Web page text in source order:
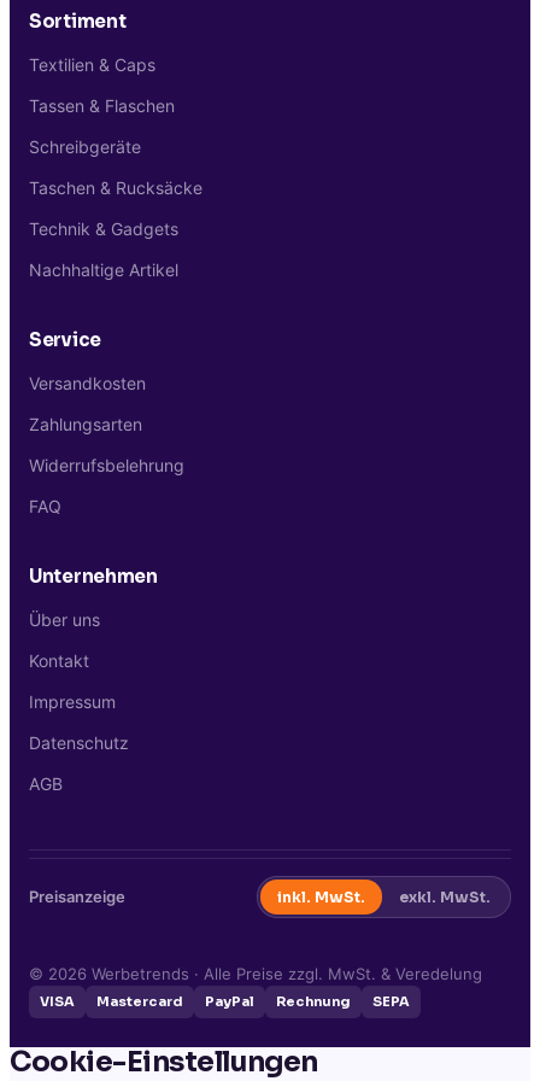
Sortiment
Textilien & Caps
Tassen & Flaschen
Schreibgeräte
Taschen & Rucksäcke
Technik & Gadgets
Nachhaltige Artikel
Service
Versandkosten
Zahlungsarten
Widerrufsbelehrung
FAQ
Unternehmen
Über uns
Kontakt
Impressum
Datenschutz
AGB
Preisanzeige inkl. MwSt. exkl. MwSt.
© 2026 Werbetrends · Alle Preise zzgl. MwSt. & Veredelung
VISA Mastercard PayPal Rechnung SEPA
Cookie-Einstellungen